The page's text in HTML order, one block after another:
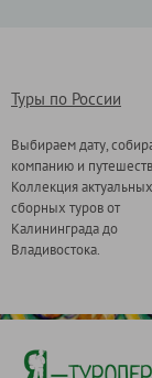
Туры по России
Выбираем дату,
компанию и
Коллекция актуальных
сборных туров от
Калининграда до
Владивостока.